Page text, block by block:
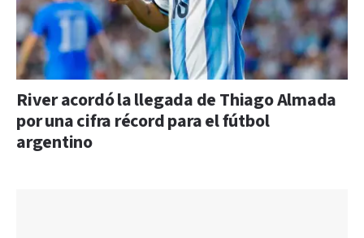
River acordó la llegada de Thiago Almada
por una cifra récord para el fútbol
argentino